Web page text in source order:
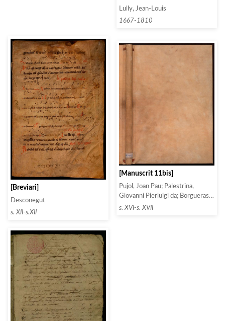
Musique du Roy, et par Mon- /
sieur son frere, Escuyer. /
Lully, Jean-Louis
1667-1810
[Breviari]
Desconegut
s. XII-s.XII
[Manuscrit 11bis]
Pujol, Joan Pau; Palestrina,
Giovanni Pierluigi da; Borgueras;
Morales, Cristóbal de
s. XVI-s. XVII